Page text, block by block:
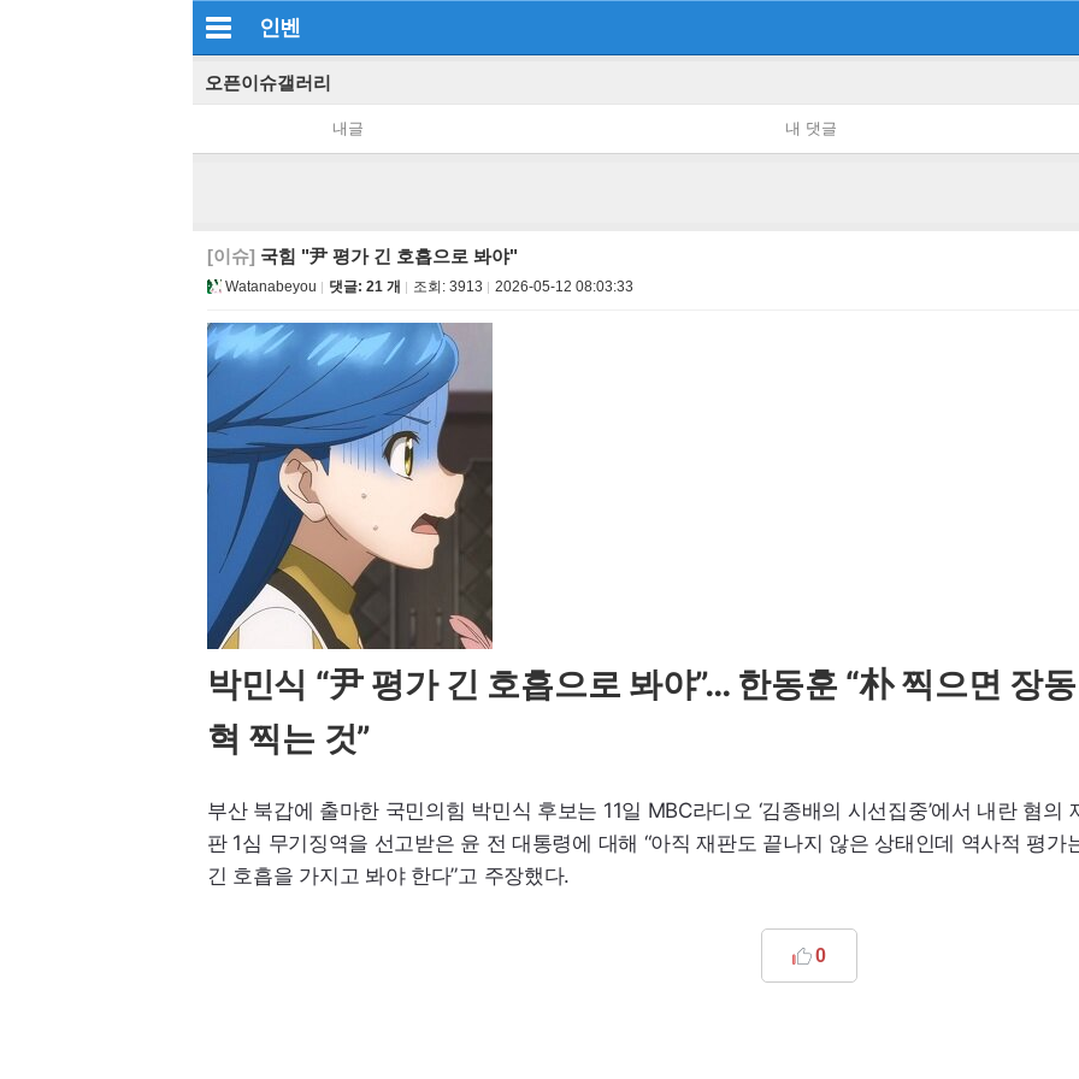
인벤
오픈이슈갤러리
내글 내 댓글
[이슈] 국힘 "尹 평가 긴 호흡으로 봐야"
Watanabeyou 댓글: 21 개 조회: 3913 2026-05-12 08:03:33
박민식 “尹 평가 긴 호흡으로 봐야”… 한동훈 “朴 찍으면 장동
혁 찍는 것”
부산 북갑에 출마한 국민의힘 박민식 후보는 11일 MBC라디오 ‘김종배의 시선집중’에서 내란 혐의
판 1심 무기징역을 선고받은 윤 전 대통령에 대해 “아직 재판도 끝나지 않은 상태인데 역사적 평가
긴 호흡을 가지고 봐야 한다”고 주장했다.
0